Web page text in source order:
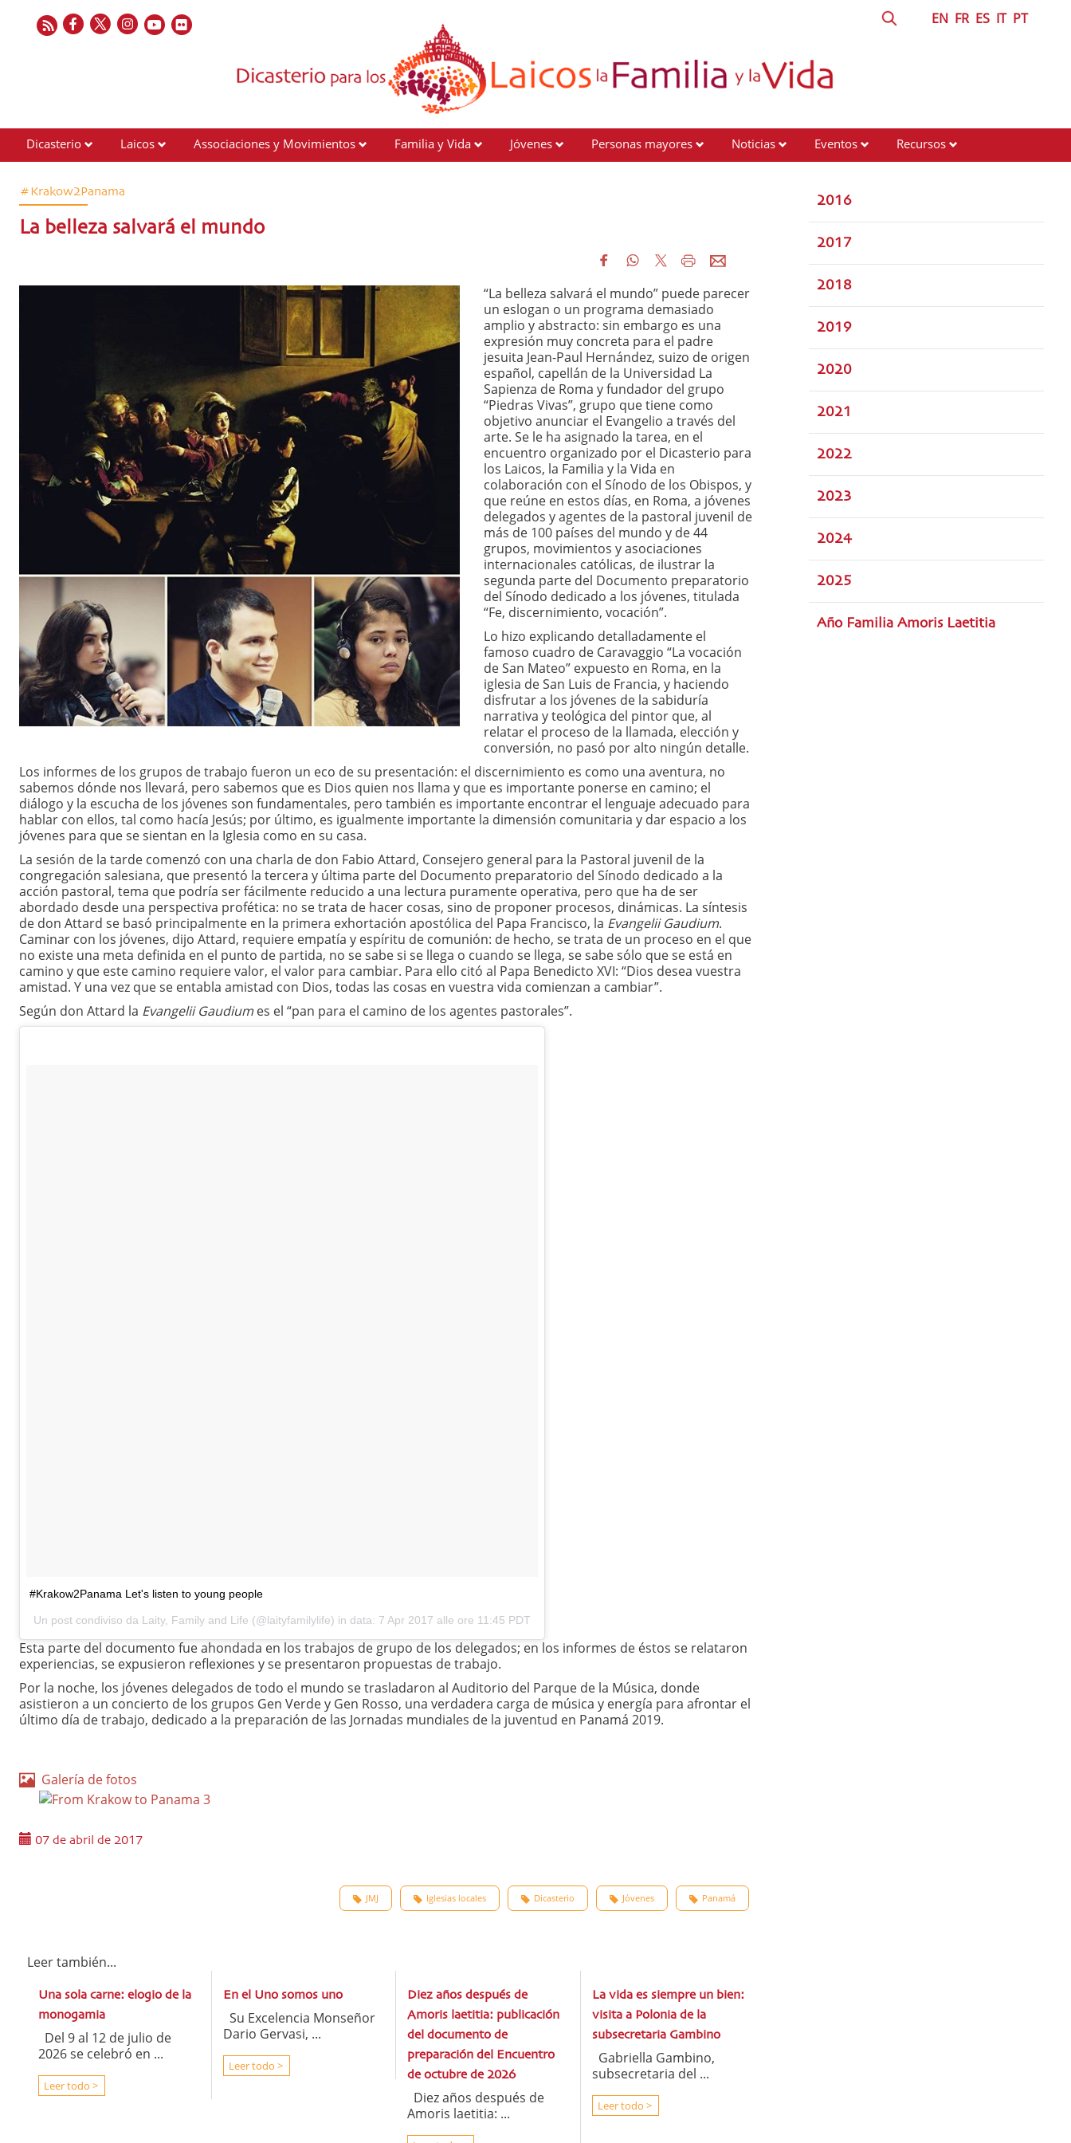
EN FR ES IT PT
Dicasterio Laicos Associaciones y Movimientos Familia y Vida Jóvenes Personas mayores Noticias Eventos
Recursos
#Krakow2Panama
La belleza salvará el mundo
“La belleza salvará el mundo” puede parecer
un eslogan o un programa demasiado
amplio y abstracto: sin embargo es una
expresión muy concreta para el padre
jesuita Jean-Paul Hernández, suizo de origen
español, capellán de la Universidad La
Sapienza de Roma y fundador del grupo
“Piedras Vivas”, grupo que tiene como
objetivo anunciar el Evangelio a través del
arte. Se le ha asignado la tarea, en el
encuentro organizado por el Dicasterio para
los Laicos, la Familia y la Vida en
colaboración con el Sínodo de los Obispos, y
que reúne en estos días, en Roma, a jóvenes
delegados y agentes de la pastoral juvenil de
más de 100 países del mundo y de 44
grupos, movimientos y asociaciones
internacionales católicas, de ilustrar la
segunda parte del Documento preparatorio
del Sínodo dedicado a los jóvenes, titulada
“Fe, discernimiento, vocación”.
Lo hizo explicando detalladamente el
famoso cuadro de Caravaggio “La vocación
de San Mateo” expuesto en Roma, en la
iglesia de San Luis de Francia, y haciendo
disfrutar a los jóvenes de la sabiduría
narrativa y teológica del pintor que, al
relatar el proceso de la llamada, elección y
conversión, no pasó por alto ningún detalle.
Los informes de los grupos de trabajo fueron un eco de su presentación: el discernimiento es como una aventura, no
sabemos dónde nos llevará, pero sabemos que es Dios quien nos llama y que es importante ponerse en camino; el
diálogo y la escucha de los jóvenes son fundamentales, pero también es importante encontrar el lenguaje adecuado para
hablar con ellos, tal como hacía Jesús; por último, es igualmente importante la dimensión comunitaria y dar espacio a los
jóvenes para que se sientan en la Iglesia como en su casa.
La sesión de la tarde comenzó con una charla de don Fabio Attard, Consejero general para la Pastoral juvenil de la
congregación salesiana, que presentó la tercera y última parte del Documento preparatorio del Sínodo dedicado a la
acción pastoral, tema que podría ser fácilmente reducido a una lectura puramente operativa, pero que ha de ser
abordado desde una perspectiva profética: no se trata de hacer cosas, sino de proponer procesos, dinámicas. La síntesis
de don Attard se basó principalmente en la primera exhortación apostólica del Papa Francisco, la Evangelii Gaudium.
Caminar con los jóvenes, dijo Attard, requiere empatía y espíritu de comunión: de hecho, se trata de un proceso en el que
no existe una meta definida en el punto de partida, no se sabe si se llega o cuando se llega, se sabe sólo que se está en
camino y que este camino requiere valor, el valor para cambiar. Para ello citó al Papa Benedicto XVI: “Dios desea vuestra
amistad. Y una vez que se entabla amistad con Dios, todas las cosas en vuestra vida comienzan a cambiar”.
Según don Attard la Evangelii Gaudium es el “pan para el camino de los agentes pastorales”.
#Krakow2Panama Let's listen to young people
Un post condiviso da Laity, Family and Life (@laityfamilylife) in data: 7 Apr 2017 alle ore 11:45 PDT
Esta parte del documento fue ahondada en los trabajos de grupo de los delegados; en los informes de éstos se relataron
experiencias, se expusieron reflexiones y se presentaron propuestas de trabajo.
Por la noche, los jóvenes delegados de todo el mundo se trasladaron al Auditorio del Parque de la Música, donde
asistieron a un concierto de los grupos Gen Verde y Gen Rosso, una verdadera carga de música y energía para afrontar el
último día de trabajo, dedicado a la preparación de las Jornadas mundiales de la juventud en Panamá 2019.
Galería de fotos
07 de abril de 2017
Panamá
Jóvenes
Dicasterio
Iglesias locales
JMJ
Leer también...
Una sola carne: elogio de la
monogamia
Del 9 al 12 de julio de
2026 se celebró en ...
Leer todo >
En el Uno somos uno
Su Excelencia Monseñor
Dario Gervasi, ...
Leer todo >
Diez años después de
Amoris laetitia: publicación
del documento de
preparación del Encuentro
de octubre de 2026
Diez años después de
Amoris laetitia: ...
La vida es siempre un bien:
visita a Polonia de la
subsecretaria Gambino
Gabriella Gambino,
subsecretaria del ...
Leer todo >
2016
2017
2018
2019
2020
2021
2022
2023
2024
2025
Año Familia Amoris Laetitia